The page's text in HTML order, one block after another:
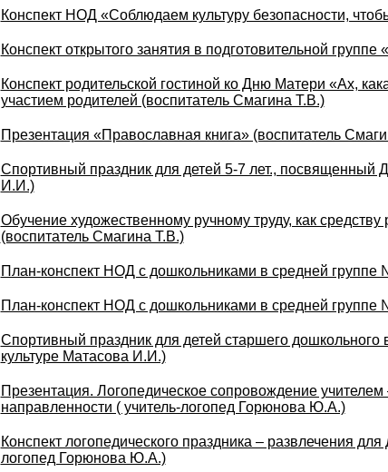
Конспект НОД «Соблюдаем культуру безопасности,
Конспект открытого занятия в подготовительной
Конспект родительской гостиной ко Дню Матери «Ах,
участием родителей (воспитатель Смагина Т.В.)
Презентация «Православная книга» (воспитатель
Спортивный праздник для детей 5-7 лет., посвященный
И.И.)
Обучение художественному ручному труду, как
(воспитатель Смагина Т.В.)
План-конспект НОД с дошкольниками в средней
План-конспект НОД с дошкольниками в средней
Спортивный праздник для детей старшего дошкольного
культуре Матасова И.И.)
Презентация. Логопедическое сопровождение
направленности ( учитель-логопед Горюнова Ю.А.)
Конспект логопедического праздника – развлечения
логопед Горюнова Ю.А.)